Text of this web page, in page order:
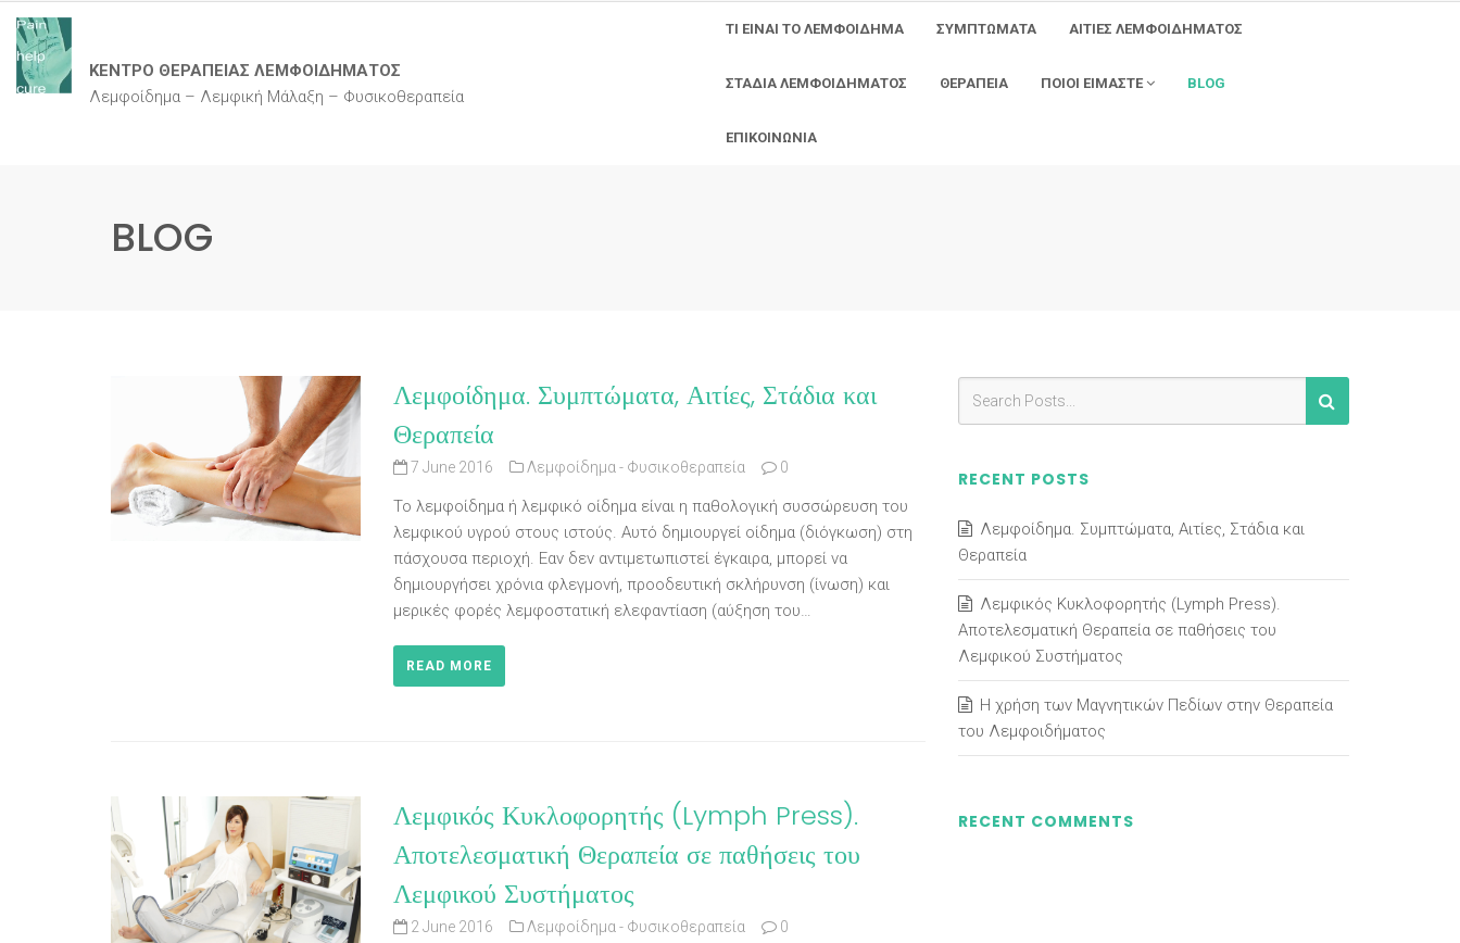
ΚΕΝΤΡΟ ΘΕΡΑΠΕΙΑΣ ΛΕΜΦΟΙΔΗΜΑΤΟΣ
Λεμφοίδημα – Λεμφική Μάλαξη – Φυσικοθεραπεία
ΤΙ ΕΙΝΑΙ ΤΟ ΛΕΜΦΟΙΔΗΜΑ ΣΥΜΠΤΩΜΑΤΑ ΑΙΤΙΕΣ ΛΕΜΦΟΙΔΗΜΑΤΟΣ
ΣΤΑΔΙΑ ΛΕΜΦΟΙΔΗΜΑΤΟΣ ΘΕΡΑΠΕΙΑ ΠΟΙΟΙ ΕΙΜΑΣΤΕ BLOG
ΕΠΙΚΟΙΝΩΝΙΑ
BLOG
Λεμφοίδημα. Συμπτώματα, Αιτίες, Στάδια και
Θεραπεία
7 June 2016 Λεμφοίδημα - Φυσικοθεραπεία 0
Το λεμφοίδημα ή λεμφικό οίδημα είναι η παθολογική συσσώρευση του
λεμφικού υγρού στους ιστούς. Αυτό δημιουργεί οίδημα (διόγκωση) στη
πάσχουσα περιοχή. Εαν δεν αντιμετωπιστεί έγκαιρα, μπορεί να
δημιουργήσει χρόνια φλεγμονή, προοδευτική σκλήρυνση (ίνωση) και
μερικές φορές λεμφοστατική ελεφαντίαση (αύξηση του…
READ MORE
Λεμφικός Κυκλοφορητής (Lymph Press).
Αποτελεσματική Θεραπεία σε παθήσεις του
Λεμφικού Συστήματος
2 June 2016 Λεμφοίδημα - Φυσικοθεραπεία 0
RECENT POSTS
Λεμφοίδημα. Συμπτώματα, Αιτίες, Στάδια και
Θεραπεία
Λεμφικός Κυκλοφορητής (Lymph Press).
Αποτελεσματική Θεραπεία σε παθήσεις του
Λεμφικού Συστήματος
Η χρήση των Μαγνητικών Πεδίων στην Θεραπεία
του Λεμφοιδήματος
RECENT COMMENTS